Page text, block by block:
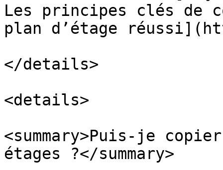
Les principes clés de
plan d’étage
</details>
<details>
<summary>Puis-je
étages ?</summary>